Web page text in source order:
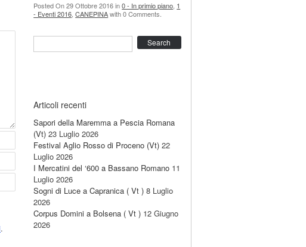
.
Posted On 29 Ottobre 2016 in0 - In primio piano 1
- Eventi 2016 ,CANEPINAwith 0 Comments.
Articoli recenti
Sapori della Maremma a Pescia Romana
(Vt) 23 Luglio 2026
Festival Aglio Rosso di Proceno (Vt) 22
Luglio 2026
I Mercatini del ‘600 a Bassano Romano 11
Luglio 2026
Sogni di Luce a Capranica ( Vt ) 8 Luglio
2026
Corpus Domini a Bolsena ( Vt ) 12 Giugno
2026